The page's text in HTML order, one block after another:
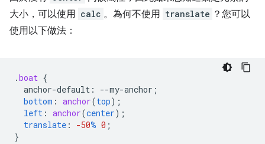
大小，可以使用 calc 。為何不使用 translate ？您可以
使用以下做法：
.boat {
anchor-default : --my-anchor ;
bottom : anchor(top);
left : anchor(center);
translate : -50% 0 ;
}